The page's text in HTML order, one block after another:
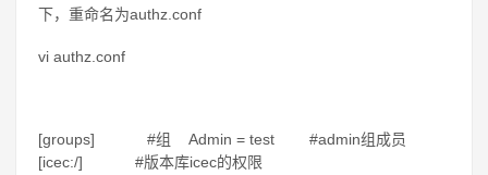
下，重命名为authz.conf
vi authz.conf
[groups] #组
Admin = test #admin组成员
[icec:/] #版本库icec的权限